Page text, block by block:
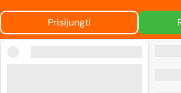
Prisijungti